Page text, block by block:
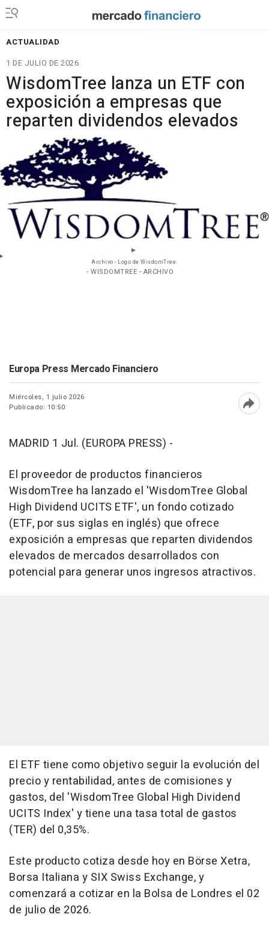
ACTUALIDAD
1 DE JULIO DE 2026
WisdomTree lanza un ETF con
exposición a empresas que
reparten dividendos elevados
Archivo - Logo de WisdomTree.
- WISDOMTREE - ARCHIVO
Europa Press Mercado Financiero
Miércoles, 1 julio 2026
Publicado: 10:50
MADRID 1 Jul. (EUROPA PRESS) -
El proveedor de productos financieros
WisdomTree ha lanzado el 'WisdomTree Global
High Dividend UCITS ETF', un fondo cotizado
(ETF, por sus siglas en inglés) que ofrece
exposición a empresas que reparten dividendos
elevados de mercados desarrollados con
potencial para generar unos ingresos atractivos.
El ETF tiene como objetivo seguir la evolución del
precio y rentabilidad, antes de comisiones y
gastos, del 'WisdomTree Global High Dividend
UCITS Index' y tiene una tasa total de gastos
(TER) del 0,35%.
Este producto cotiza desde hoy en Börse Xetra,
Borsa Italiana y SIX Swiss Exchange, y
comenzará a cotizar en la Bolsa de Londres el 02
de julio de 2026.